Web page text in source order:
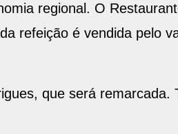
regional. O
refeição é vendida pelo
que será remarcada.